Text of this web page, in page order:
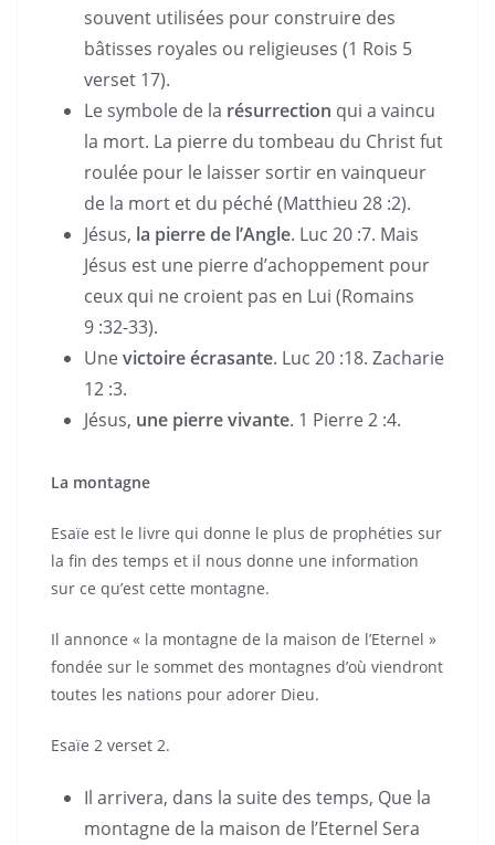
souvent utilisées pour construire des
bâtisses royales ou religieuses (1 Rois 5
verset 17).
Le symbole de la résurrection qui a vaincu
la mort. La pierre du tombeau du Christ fut
roulée pour le laisser sortir en vainqueur
de la mort et du péché (Matthieu 28 :2).
Jésus, la pierre de l’Angle. Luc 20 :7. Mais
Jésus est une pierre d’achoppement pour
ceux qui ne croient pas en Lui (Romains
9 :32-33).
Unevictoire écrasante. Luc 20 :18. Zacharie
12 :3.
Jésus, une pierre vivante. 1 Pierre 2 :4.
La montagne
Esaïe est le livre qui donne le plus de prophéties sur
la fin des temps et il nous donne une information
sur ce qu’est cette montagne.
Il annonce « la montagne de la maison de l’Eternel »
fondée sur le sommet des montagnes d’où viendront
toutes les nations pour adorer Dieu.
Esaïe 2 verset 2.
Il arrivera, dans la suite des temps, Que la
montagne de la maison de l’Eternel Sera